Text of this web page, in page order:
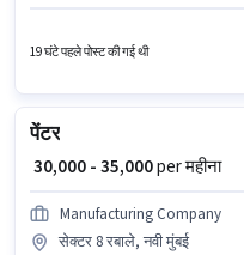
हैं।
19 घंटे पहले पोस्ट की गई थी
पेंटर
₹ 30,000 - 35,000per महीना
Manufacturing Company
सेक्टर 8 रबाले, नवी मुंबई